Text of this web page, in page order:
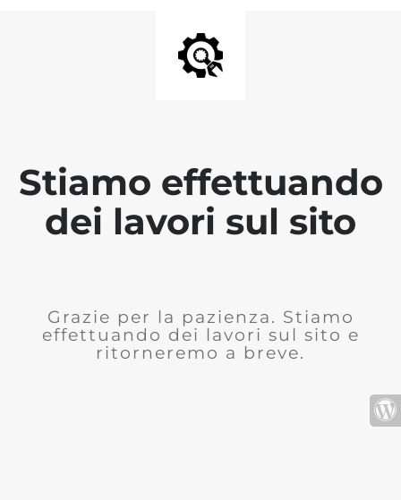
Stiamo effettuando
dei lavori sul sito
Grazie per la pazienza. Stiamo
effettuando dei lavori sul sito e
ritorneremo a breve.